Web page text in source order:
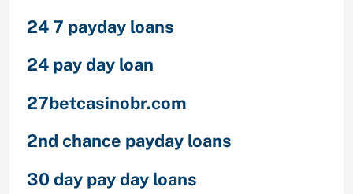
24 7 payday loans
24 pay day loan
27betcasinobr.com
2nd chance payday loans
30 day pay day loans